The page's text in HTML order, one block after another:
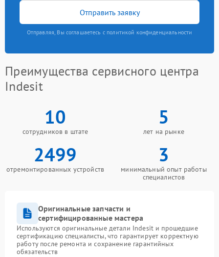
Отправить заявку
Отправляя, Вы соглашаетесь с политикой конфиденциальности
Преимущества сервисного центра
Indesit
10
сотрудников в штате
5
лет на рынке
2499
отремонтированных устройств
3
минимальный опыт работы
специалистов
Оригинальные запчасти и
сертифицированные мастера
Используются оригинальные детали Indesit и прошедшие
сертификацию специалисты, что гарантирует корректную
работу после ремонта и сохранение гарантийных
обязательств